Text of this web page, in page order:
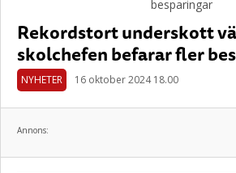
Rekordstort underskott
skolchefen befarar fler
NYHETER 16 oktober 2024 18.00
Annons: